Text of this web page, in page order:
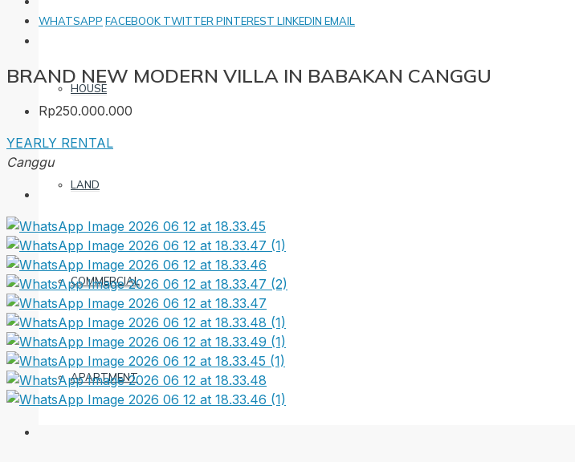
HOUSE
LAND
COMMERCIAL
APARTMENT
WHATSAPP FACEBOOK TWITTER PINTEREST LINKEDIN EMAIL
BRAND NEW MODERN VILLA IN BABAKAN CANGGU
Rp250.000.000
YEARLY RENTAL
Canggu